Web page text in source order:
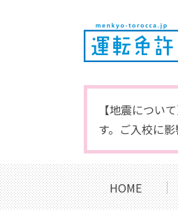
【地震につい
す。ご入校に
HOME